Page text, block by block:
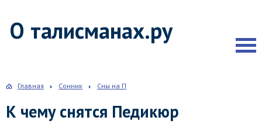
О талисманах.ру
Главная Сонник Сны на П
К чему снятся Педикюр